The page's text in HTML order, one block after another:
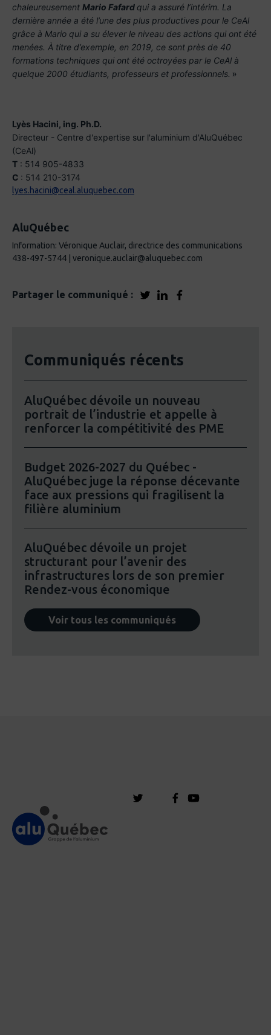
chaleureusement Mario Fafard qui a assuré l’intérim. La
dernière année a été l’une des plus productives pour le CeAl
grâce à Mario qui a su élever le niveau des actions qui ont été
menées. À titre d’exemple, en 2019, ce sont près de 40
formations techniques qui ont été octroyées par le CeAl à
quelque 2000 étudiants, professeurs et professionnels. »
Lyès Hacini, ing. Ph.D.
Directeur - Centre d'expertise sur l'aluminium d'AluQuébec
(CeAl)
T : 514 905-4833
C : 514 210-3174
lyes.hacini@ceal.aluquebec.com
AluQuébec
Information: Véronique Auclair, directrice des communications
438-497-5744 | veronique.auclair@aluquebec.com
Partager le communiqué :
Communiqués récents
AluQuébec dévoile un nouveau
portrait de l’industrie et appelle à
renforcer la compétitivité des PME
Budget 2026-2027 du Québec -
AluQuébec juge la réponse décevante
face aux pressions qui fragilisent la
filière aluminium
AluQuébec dévoile un projet
structurant pour l’avenir des
infrastructures lors de son premier
Rendez-vous économique
Voir tous les communiqués